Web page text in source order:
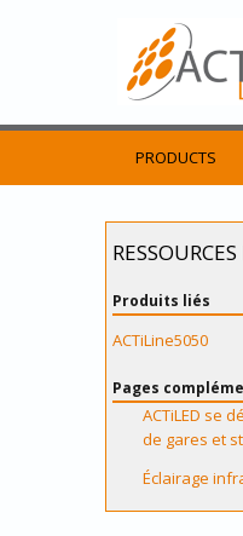
PRODUCTS
Produits liés
ACTiLine5050
Pages
ACTiLED se
de gares et
Éclairage